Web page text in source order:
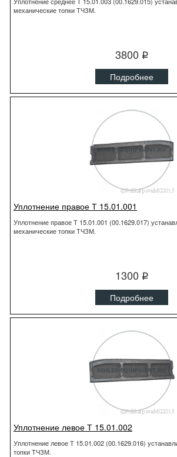
механические топки ТЧЗМ.
3800 q
Подробнее
Уплотнение правое Т 15.01.001
Уплотнение правое Т 15.01.001 (00.1629.017)
механические топки ТЧЗМ.
1300 q
Подробнее
Уплотнение левое Т 15.01.002
Уплотнение левое Т 15.01.002 (00.1629.016)
топки ТЧЗМ.